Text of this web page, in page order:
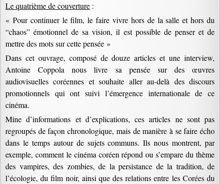
Le quatrième de couverture :
« Pour continuer le film, le faire vivre hors de la salle et hors du
“chaos” émotionnel de sa vision, il est possible de penser et de
mettre des mots sur cette pensée »
Dans cet ouvrage, composé de douze articles et une interview,
Antoine Coppola nous livre sa pensée sur des œuvres
audiovisuelles coréennes et souhaite aller au-delà des discours
promotionnels qui ont suivi l’émergence internationale de ce
cinéma.
Mine d’informations et d’explications, ces articles ne sont pas
regroupés de façon chronologique, mais de manière à se faire écho
dans le temps autour de sujets communs. Ils nous montrent, par
exemple, comment le cinéma coréen répond ou s’empare du thème
des vampires, des zombies, de la persistance de la tradition, de
l’écologie, du film noir, ainsi que des relations entre les Corées du